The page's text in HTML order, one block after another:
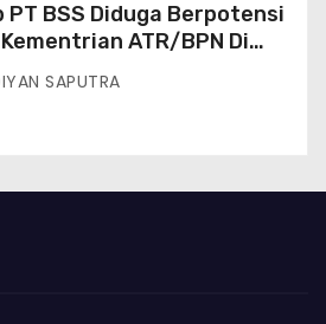
PT BSS Diduga Berpotensi
ATR/BPN Di
SAPUTRA